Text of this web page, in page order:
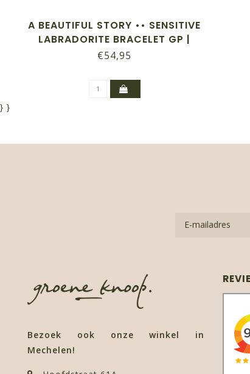
A BEAUTIFUL STORY •• SENSITIVE
LABRADORITE BRACELET GP |
GOUD
€54,95
} }
Bezoek ook onze winkel in
Mechelen!